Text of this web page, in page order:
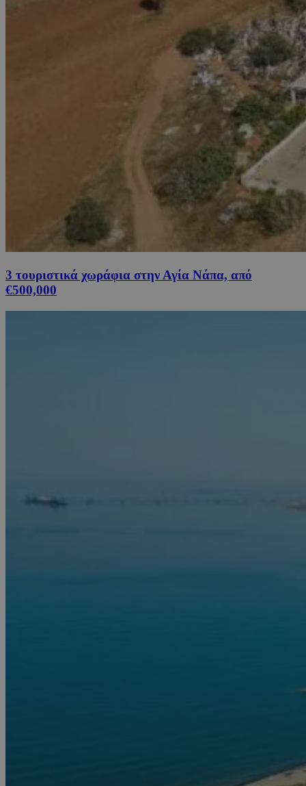
3 τουριστικά χωράφια στην Αγία Νάπα, από
€500,000